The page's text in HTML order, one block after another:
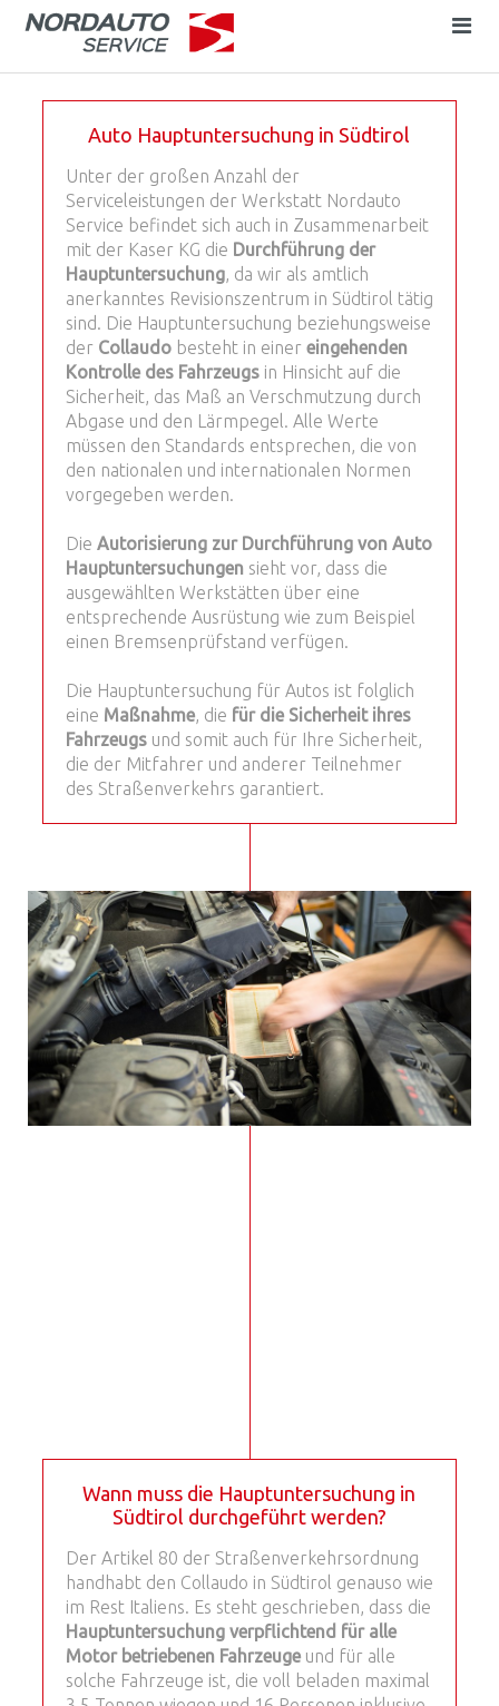
Auto Hauptuntersuchung in Südtirol
Unter der großen Anzahl der
Serviceleistungen der Werkstatt Nordauto
Service befindet sich auch in Zusammenarbeit
mit der Kaser KG die Durchführung der
Hauptuntersuchung, da wir als amtlich
anerkanntes Revisionszentrum in Südtirol tätig
sind. Die Hauptuntersuchung beziehungsweise
der Collaudobesteht in einer eingehenden
Kontrolle des Fahrzeugsin Hinsicht auf die
Sicherheit, das Maß an Verschmutzung durch
Abgase und den Lärmpegel. Alle Werte
müssen den Standards entsprechen, die von
den nationalen und internationalen Normen
vorgegeben werden.
Die Autorisierung zur Durchführung von Auto
Hauptuntersuchungen sieht vor, dass die
ausgewählten Werkstätten über eine
entsprechende Ausrüstung wie zum Beispiel
einen Bremsenprüfstand verfügen.
Die Hauptuntersuchung für Autos ist folglich
eine Maßnahme, die für die Sicherheit ihres
Fahrzeugsund somit auch für Ihre Sicherheit,
die der Mitfahrer und anderer Teilnehmer
des Straßenverkehrs garantiert.
Wann muss die Hauptuntersuchung in
Südtirol durchgeführt werden?
Der Artikel 80 der Straßenverkehrsordnung
handhabt den Collaudo in Südtirol genauso wie
im Rest Italiens. Es steht geschrieben, dass die
Hauptuntersuchung verpflichtend für alle
Motor betriebenen Fahrzeugeund für alle
solche Fahrzeuge ist, die voll beladen maximal